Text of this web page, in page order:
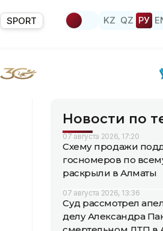
SPORT KZ QZ РУ
Новости по
07 августа 2026, 17:20
Схему продажи
госномеров по
раскрыли в Алматы
07 августа 2026, 13:36
Суд рассмотрел
делу Александра